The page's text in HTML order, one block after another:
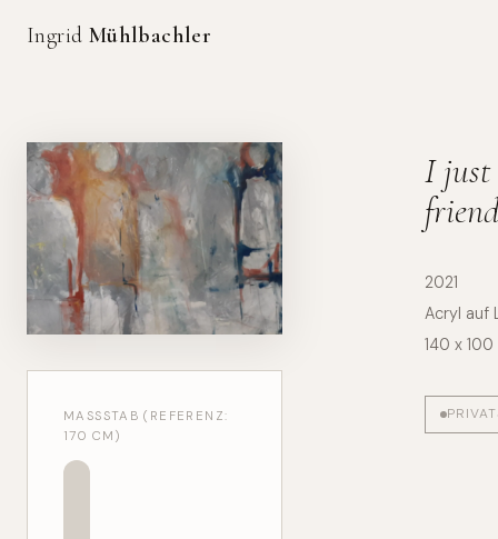
Ingrid Mühlbachler
MASSSTAB (REFERENZ: 1
70 CM)
I just
friend
2021
Acryl auf
140 x 100